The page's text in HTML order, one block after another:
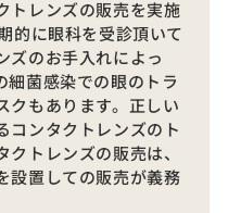
トレンズの販売を実施
的に眼科を受診頂いて
ズのお手入れによっ
細菌感染での眼のトラ
クもあります。正しい
コンタクトレンズのト
トレンズの販売は、
設置しての販売が義務